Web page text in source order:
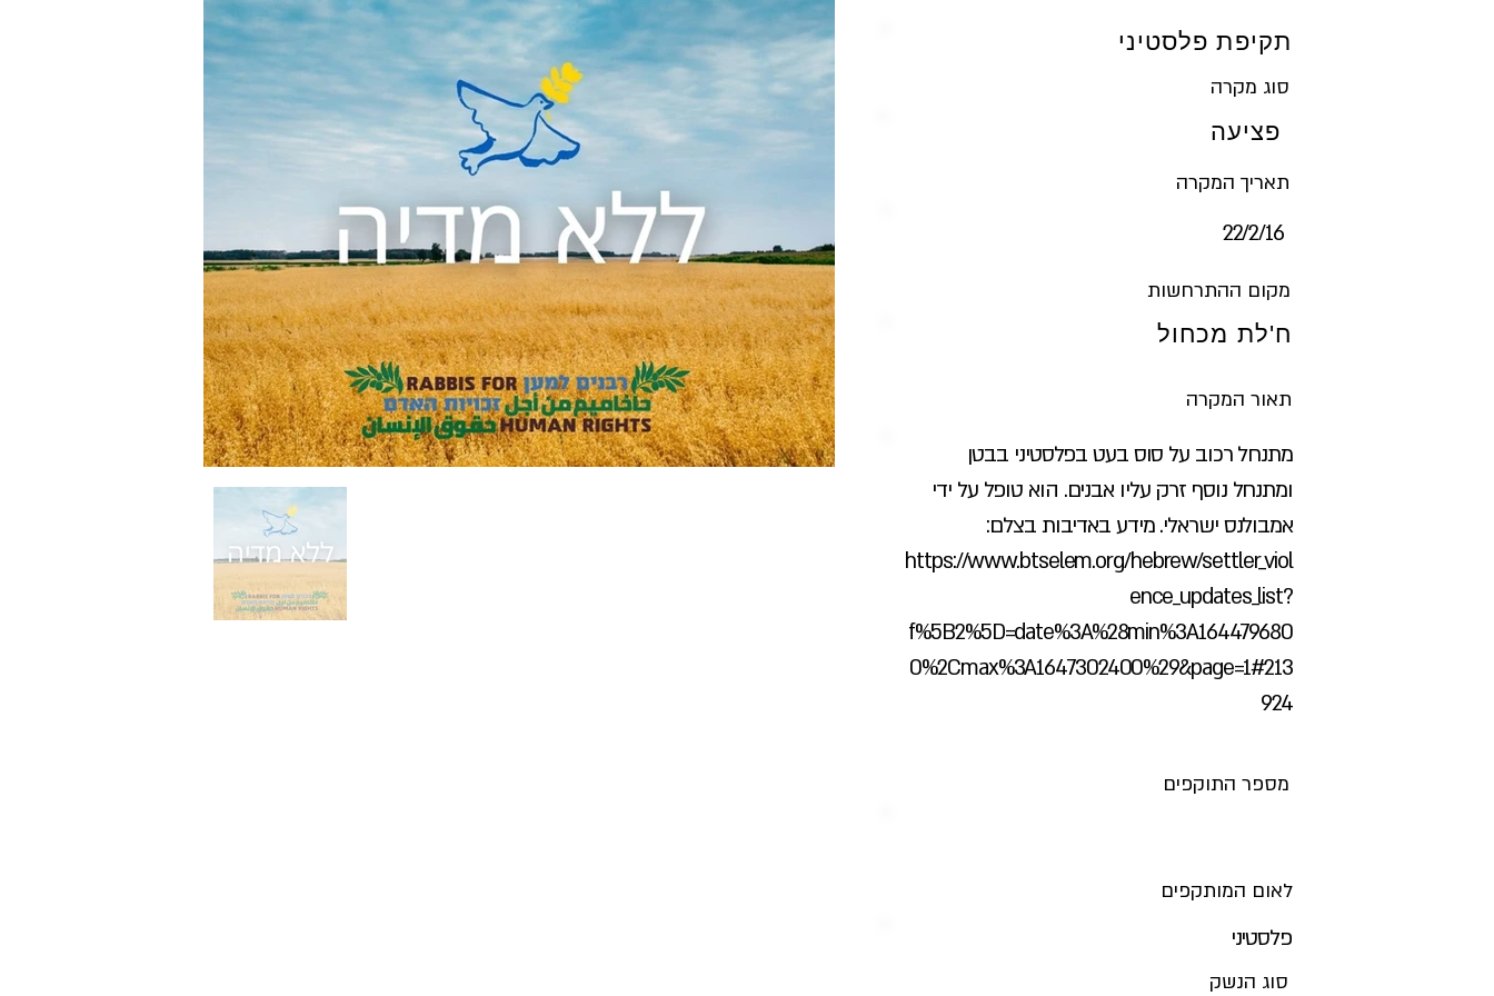
תקיפת פלסטיני
סוג מקרה
פציעה
תאריך המקרה
16‏/2‏/22
מקום ההתרחשות
ח'לת מכחול
תאור המקרה
מתנחל רכוב על סוס בעט בפלסטיני בבטן
ומתנחל נוסף זרק עליו אבנים. הוא טופל על ידי
אמבולנס ישראלי. מידע באדיבות בצלם:
https://www.btselem.org/hebrew/settler_viol
ence_updates_list?
f%5B2%5D=date%3A%28min%3A164479680
0%2Cmax%3A1647302400%29&page=1#213
924
מספר התוקפים
לאום המותקפים
פלסטיני
סוג הנשק